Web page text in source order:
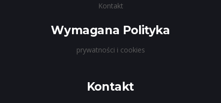
Kontakt
Wymagana Polityka
prywatności i cookies
Kontakt